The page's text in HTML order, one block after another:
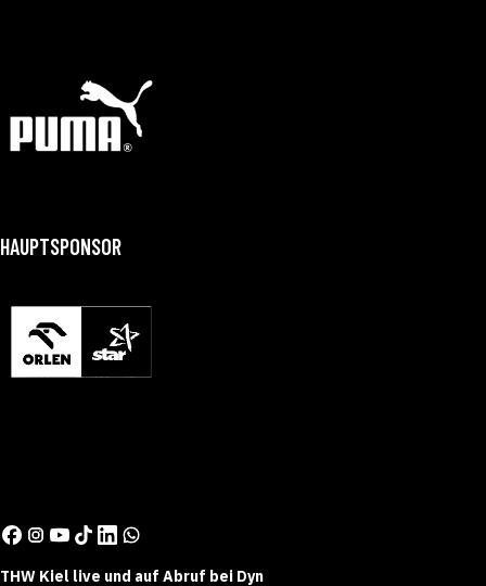
HAUPTSPONSOR
THW Kiel live und auf Abruf bei Dyn